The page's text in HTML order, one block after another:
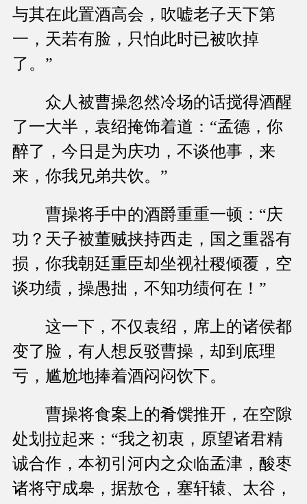
与其在此置酒高会，吹嘘老子天下第
一，天若有脸，只怕此时已被吹掉
了。”
众人被曹操忽然冷场的话搅得酒醒
了一大半，袁绍掩饰着道：“孟德，你
醉了，今日是为庆功，不谈他事，来
来，你我兄弟共饮。”
曹操将手中的酒爵重重一顿：“庆
功？天子被董贼挟持西走，国之重器有
损，你我朝廷重臣却坐视社稷倾覆，空
谈功绩，操愚拙，不知功绩何在！”
这一下，不仅袁绍，席上的诸侯都
变了脸，有人想反驳曹操，却到底理
亏，尴尬地捧着酒闷闷饮下。
曹操将食案上的肴馔推开，在空隙
处划拉起来：“我之初衷，原望诸君精
诚合作，本初引河内之众临孟津，酸枣
诸将守成皋，据敖仓，塞轩辕、太谷，